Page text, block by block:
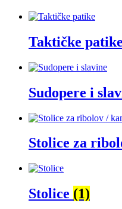
Taktičke patike
Sudopere i
Stolice za
Stolice (1)